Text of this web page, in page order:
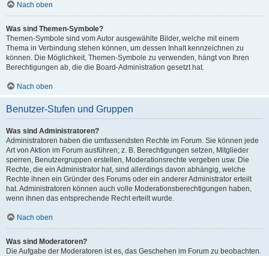
Nach oben
Was sind Themen-Symbole?
Themen-Symbole sind vom Autor ausgewählte Bilder, welche mit einem
Thema in Verbindung stehen können, um dessen Inhalt kennzeichnen zu
können. Die Möglichkeit, Themen-Symbole zu verwenden, hängt von Ihren
Berechtigungen ab, die die Board-Administration gesetzt hat.
Nach oben
Benutzer-Stufen und Gruppen
Was sind Administratoren?
Administratoren haben die umfassendsten Rechte im Forum. Sie können jede
Art von Aktion im Forum ausführen; z. B. Berechtigungen setzen, Mitglieder
sperren, Benutzergruppen erstellen, Moderationsrechte vergeben usw. Die
Rechte, die ein Administrator hat, sind allerdings davon abhängig, welche
Rechte ihnen ein Gründer des Forums oder ein anderer Administrator erteilt
hat. Administratoren können auch volle Moderationsberechtigungen haben,
wenn ihnen das entsprechende Recht erteilt wurde.
Nach oben
Was sind Moderatoren?
Die Aufgabe der Moderatoren ist es, das Geschehen im Forum zu beobachten.